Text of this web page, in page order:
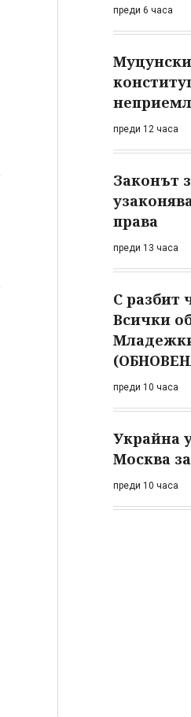
преди 6 часа
преди 12 часа
Законът
права
преди 13 часа
С разбит
Всички
преди 10 часа
Украйна
Москва
преди 10 часа